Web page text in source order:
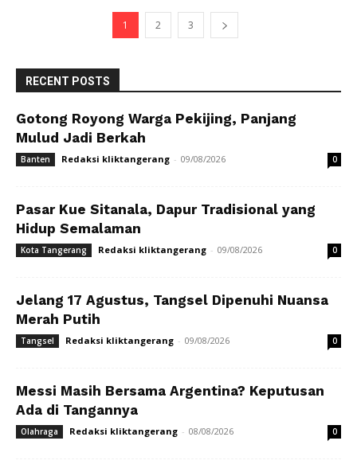
1 2 3
RECENT POSTS
Gotong Royong Warga Pekijing, Panjang
Mulud Jadi Berkah
Banten Redaksi kliktangerang - 09/08/2026 0
Pasar Kue Sitanala, Dapur Tradisional yang
Hidup Semalaman
Kota Tangerang Redaksi kliktangerang - 09/08/2026 0
Jelang 17 Agustus, Tangsel Dipenuhi Nuansa
Merah Putih
Tangsel Redaksi kliktangerang - 09/08/2026 0
Messi Masih Bersama Argentina? Keputusan
Ada di Tangannya
Olahraga Redaksi kliktangerang - 08/08/2026 0